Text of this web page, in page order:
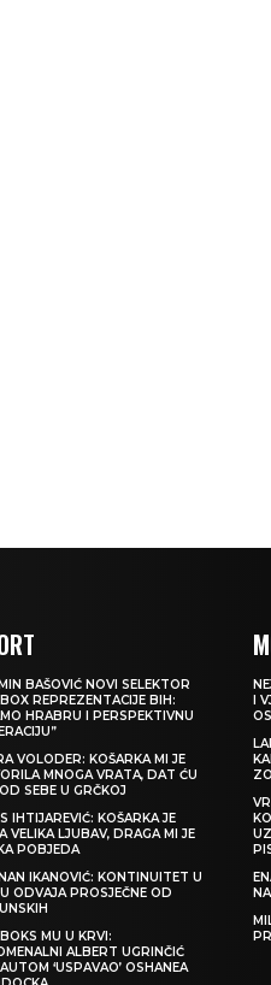
BAŠOVIĆ NOVI SELEKTOR
REPREZENTACIJE BIH:
HRABRU I PERSPEKTIVNU
VOLODER: KOŠARKA MI JE
MNOGA VRATA, DAT ĆU
SEBE U GRČKOJ
IHTIJAREVIĆ: KOŠARKA JE
VELIKA LJUBAV, DRAGA MI JE
POBJEDA
IKANOVIĆ: KONTINUITET U
ODVAJA PROSJEČNE OD
MU U KRVI:
ALBERT UGRINČIĆ
‘USPAVAO’ OSHANEA
I